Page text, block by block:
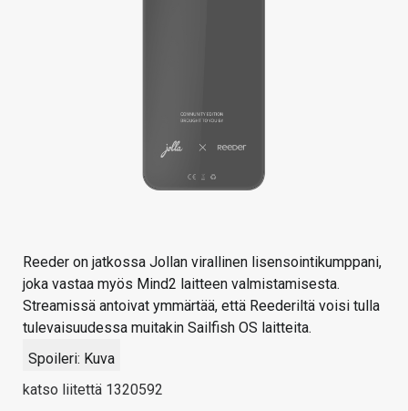
Reeder on jatkossa Jollan virallinen lisensointikumppani,
joka vastaa myös Mind2 laitteen valmistamisesta.
Streamissä antoivat ymmärtää, että Reederiltä voisi tulla
tulevaisuudessa muitakin Sailfish OS laitteita.
Spoileri: Kuva
katso liitettä 1320592